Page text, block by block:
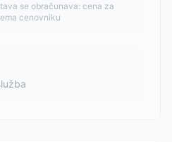
se obračunava: cena za
cenovniku